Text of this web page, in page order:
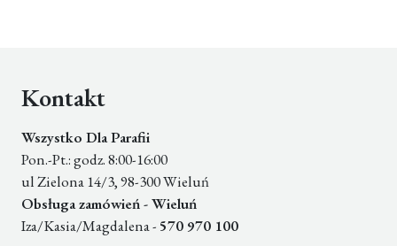
Kontakt
Wszystko Dla Parafii
Pon.-Pt.: godz. 8:00-16:00
ul Zielona 14/3, 98-300 Wieluń
Obsługa zamówień - Wieluń
Iza/Kasia/Magdalena - 570 970 100